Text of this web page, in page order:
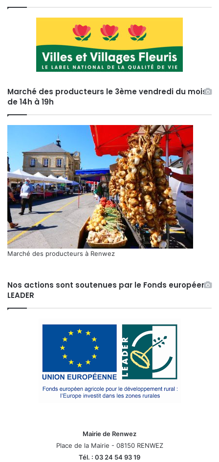
Marché des producteurs le 3ème vendredi du mois
de 14h à 19h
Marché des producteurs à Renwez
Nos actions sont soutenues par le Fonds européen
LEADER
Mairie de Renwez
Place de la Mairie - 08150 RENWEZ
Tél. : 03 24 54 93 19